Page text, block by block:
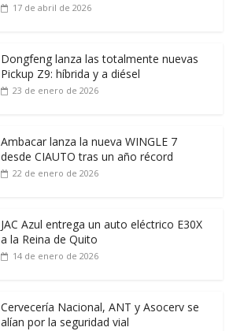
17 de abril de 2026
Dongfeng lanza las totalmente nuevas
Pickup Z9: híbrida y a diésel
23 de enero de 2026
Ambacar lanza la nueva WINGLE 7
desde CIAUTO tras un año récord
22 de enero de 2026
JAC Azul entrega un auto eléctrico E30X
a la Reina de Quito
14 de enero de 2026
Cervecería Nacional, ANT y Asocerv se
alían por la seguridad vial